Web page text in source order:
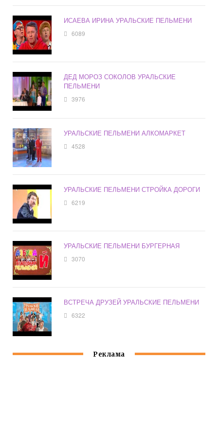
ИСАЕВА ИРИНА УРАЛЬСКИЕ ПЕЛЬМЕНИ
6089
ДЕД МОРОЗ СОКОЛОВ УРАЛЬСКИЕ
ПЕЛЬМЕНИ
3976
УРАЛЬСКИЕ ПЕЛЬМЕНИ АЛКОМАРКЕТ
4528
УРАЛЬСКИЕ ПЕЛЬМЕНИ СТРОЙКА ДОРОГИ
6219
УРАЛЬСКИЕ ПЕЛЬМЕНИ БУРГЕРНАЯ
3070
ВСТРЕЧА ДРУЗЕЙ УРАЛЬСКИЕ ПЕЛЬМЕНИ
6322
Реклама